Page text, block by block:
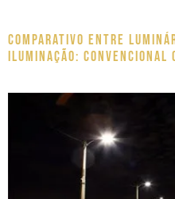
Comparativo entre
iluminação: Convencional